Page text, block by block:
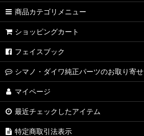
商品カテゴリメニュー
ショッピングカート
フェイスブック
シマノ・ダイワ純正パーツのお取り寄せ
マイページ
最近チェックしたアイテム
特定商取引法表示